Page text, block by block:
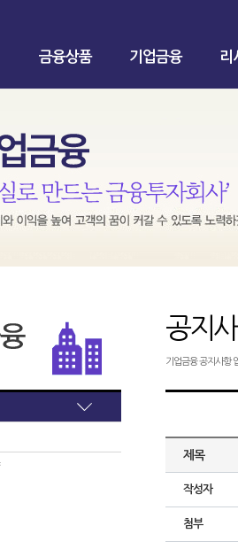
금융상품 기업금융 리
공지
기업금융 공지사항
제목
작성자
첨부